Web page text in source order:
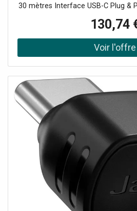
30 mètres Interface USB-C Plug &
130,74